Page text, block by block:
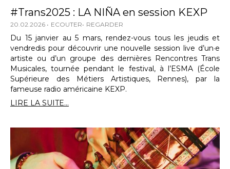
#Trans2025 : LA NIÑA en session KEXP
20.02.2026 ECOUTER REGARDER
Du 15 janvier au 5 mars, rendez-vous tous les jeudis et
vendredis pour découvrir une nouvelle session live d’un·e
artiste ou d’un groupe des dernières Rencontres Trans
Musicales, tournée pendant le festival, à l’ESMA (École
Supérieure des Métiers Artistiques, Rennes), par la
fameuse radio américaine KEXP.
LIRE LA SUITE...